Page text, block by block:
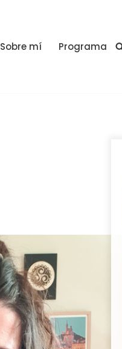
Sobre mí Programa